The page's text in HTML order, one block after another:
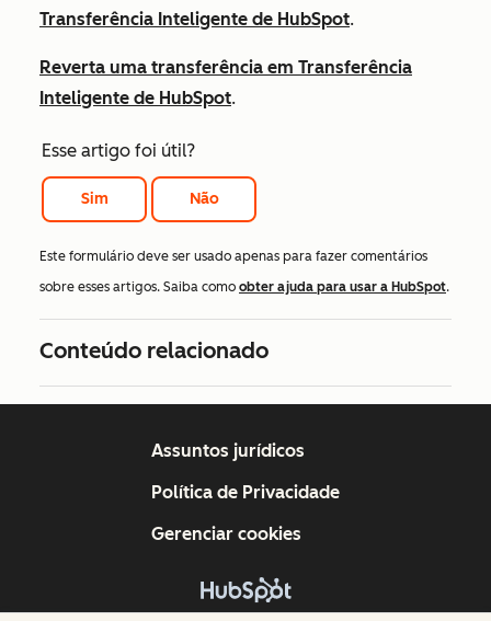
Transferência Inteligente de HubSpot.
Reverta uma transferência em Transferência
Inteligente de HubSpot.
Esse artigo foi útil?
Sim Não
Este formulário deve ser usado apenas para fazer comentários
sobre esses artigos. Saiba como obter ajuda para usar a HubSpot.
Conteúdo relacionado
Assuntos jurídicos
Política de Privacidade
Gerenciar cookies